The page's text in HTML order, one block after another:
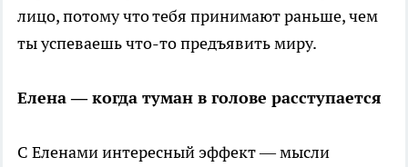
лицо, потому что тебя принимают раньше, чем
ты успеваешь что-то предъявить миру.
Елена — когда туман в голове расступается
С Еленами интересный эффект — мысли